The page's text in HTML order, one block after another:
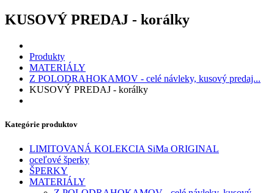
KUSOVÝ PREDAJ - korálky
Produkty
MATERIÁLY
Z POLODRAHOKAMOV - celé návleky, kusový predaj...
KUSOVÝ PREDAJ - korálky
Kategórie produktov
LIMITOVANÁ KOLEKCIA SiMa ORIGINAL
oceľové šperky
ŠPERKY
MATERIÁLY